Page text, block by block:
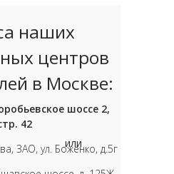
наших
центров
в Москве:
шоссе 2,
42
ЗАО, ул. Боженко, д.5г
или